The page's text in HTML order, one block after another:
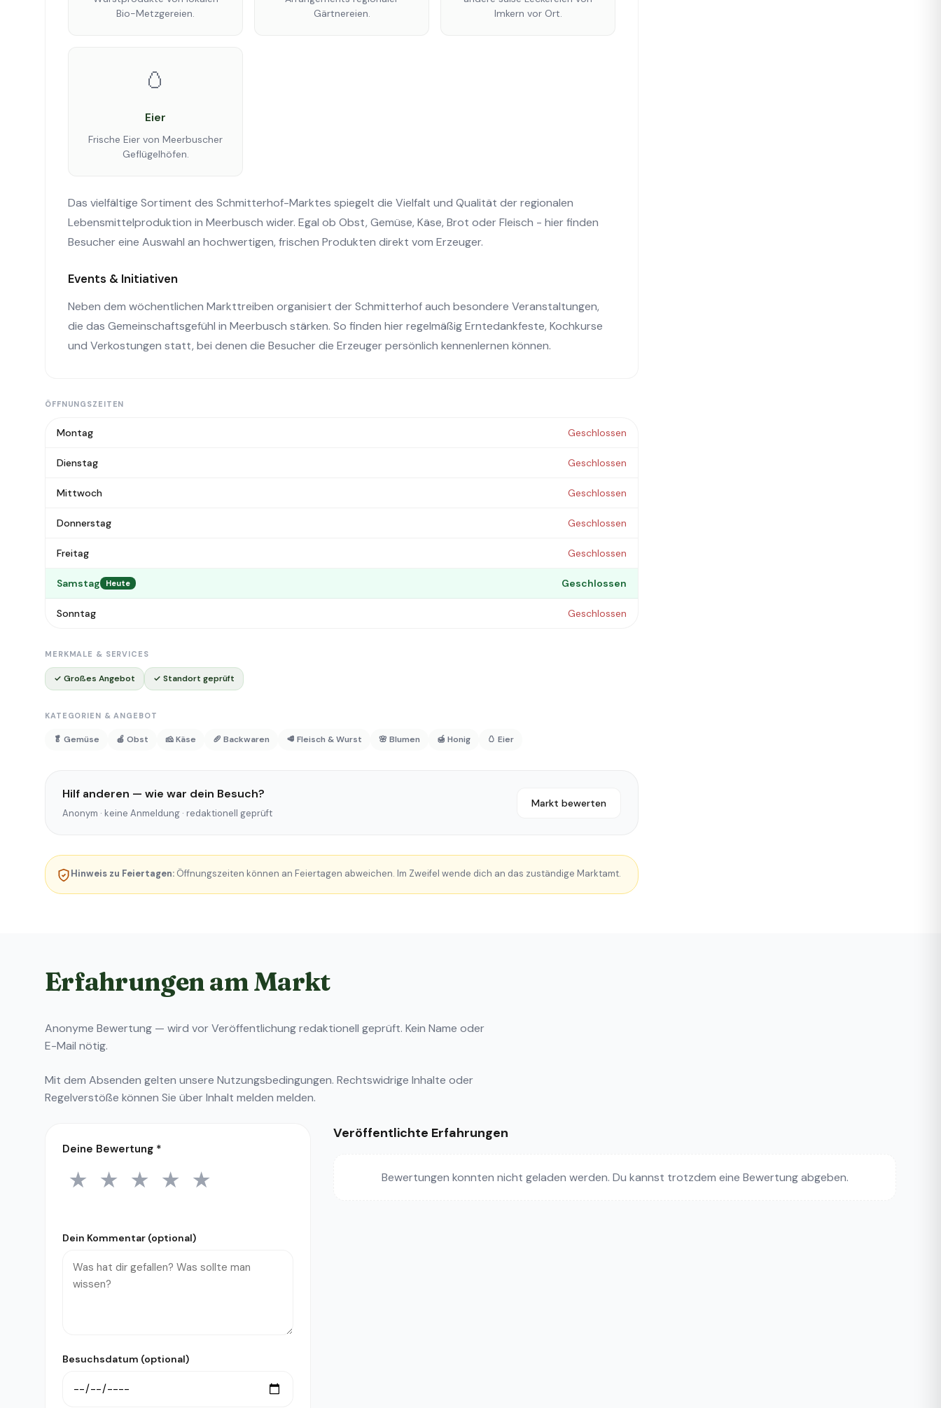
Bio-Metzgereien.
Gärtnereien.
Imkern vor Ort.
🥚
Eier
Frische Eier von Meerbuscher
Geflügelhöfen.
Das vielfältige Sortiment des Schmitterhof-Marktes spiegelt die Vielfalt und Qualität der regionalen
Lebensmittelproduktion in Meerbusch wider. Egal ob Obst, Gemüse, Käse, Brot oder Fleisch - hier finden
Besucher eine Auswahl an hochwertigen, frischen Produkten direkt vom Erzeuger.
Events & Initiativen
Neben dem wöchentlichen Markttreiben organisiert der Schmitterhof auch besondere Veranstaltungen,
die das Gemeinschaftsgefühl in Meerbusch stärken. So finden hier regelmäßig Erntedankfeste, Kochkurse
und Verkostungen statt, bei denen die Besucher die Erzeuger persönlich kennenlernen können.
ÖFFNUNGSZEITEN
Montag Geschlossen
Dienstag Geschlossen
Mittwoch Geschlossen
Donnerstag Geschlossen
Freitag Geschlossen
Samstag Heute Geschlossen
Sonntag Geschlossen
MERKMALE & SERVICES
✓ Großes Angebot ✓ Standort geprüft
KATEGORIEN & ANGEBOT
🥬 Gemüse 🍎 Obst 🧀 Käse 🥖 Backwaren 🥩 Fleisch & Wurst 🌸 Blumen 🍯 Honig 🥚 Eier
Hilf anderen — wie war dein Besuch?
Anonym · keine Anmeldung · redaktionell geprüft
Markt bewerten
Hinweis zu Feiertagen: Öffnungszeiten können an Feiertagen abweichen. Im Zweifel wende dich an das zuständige Marktamt.
Erfahrungen am Markt
Anonyme Bewertung — wird vor Veröffentlichung redaktionell geprüft. Kein Name oder
E-Mail nötig.
Mit dem Absenden gelten unsere Nutzungsbedingungen. Rechtswidrige Inhalte oder
Regelverstöße können Sie überInhalt melden melden.
Deine Bewertung *
1 Stern
★ 2 Sterne
★ 3 Sterne
★ 4 Sterne
★ 5 Sterne
★
Dein Kommentar (optional)
Besuchsdatum (optional)
Veröffentlichte Erfahrungen
Bewertungen konnten nicht geladen werden. Du kannst trotzdem eine Bewertung abgeben.